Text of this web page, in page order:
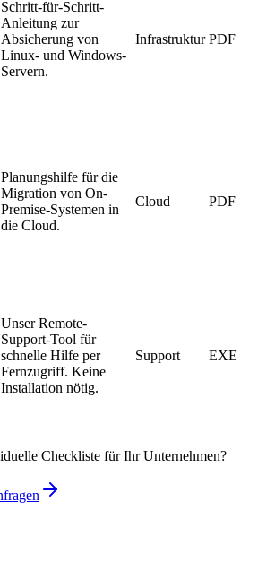
Schritt-für-Schritt-
Anleitung zur
Absicherung von
Linux- und Windows-
Servern.
Infrastruktur PDF
Planungshilfe für die
Migration von On-
Premise-Systemen in
die Cloud.
Cloud PDF
Unser Remote-
Support-Tool für
schnelle Hilfe per
Fernzugriff. Keine
Installation nötig.
Support EXE
Checkliste für Ihr Unternehmen?